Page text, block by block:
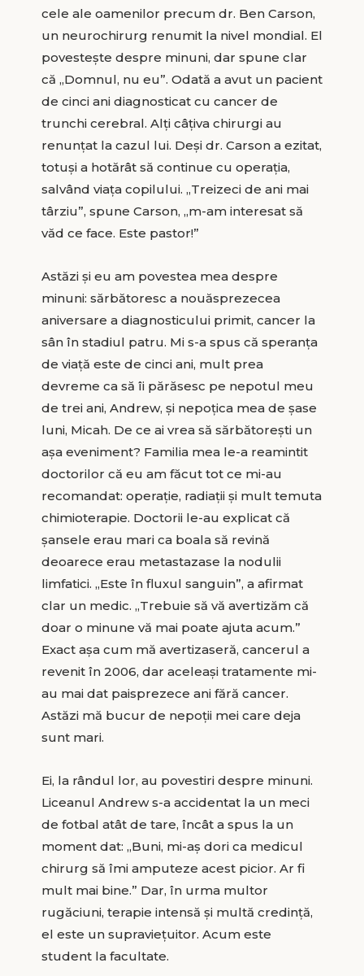
cele ale oamenilor precum dr. Ben Carson,
un neurochirurg renumit la nivel mondial. El
povestește despre minuni, dar spune clar
că „Domnul, nu eu”. Odată a avut un pacient
de cinci ani diagnosticat cu cancer de
trunchi cerebral. Alți câțiva chirurgi au
renunțat la cazul lui. Deși dr. Carson a ezitat,
totuși a hotărât să continue cu operația,
salvând viața copilului. „Treizeci de ani mai
târziu”, spune Carson, „m-am interesat să
văd ce face. Este pastor!”
Astăzi și eu am povestea mea despre
minuni: sărbătoresc a nouăsprezecea
aniversare a diagnosticului primit, cancer la
sân în stadiul patru. Mi s-a spus că speranța
de viață este de cinci ani, mult prea
devreme ca să îi părăsesc pe nepotul meu
de trei ani, Andrew, și nepoțica mea de șase
luni, Micah. De ce ai vrea să sărbătorești un
așa eveniment? Familia mea le-a reamintit
doctorilor că eu am făcut tot ce mi-au
recomandat: operație, radiații și mult temuta
chimioterapie. Doctorii le-au explicat că
șansele erau mari ca boala să revină
deoarece erau metastazase la nodulii
limfatici. „Este în fluxul sanguin”, a afirmat
clar un medic. „Trebuie să vă avertizăm că
doar o minune vă mai poate ajuta acum.”
Exact așa cum mă avertizaseră, cancerul a
revenit în 2006, dar aceleași tratamente mi-
au mai dat paisprezece ani fără cancer.
Astăzi mă bucur de nepoții mei care deja
sunt mari.
Ei, la rândul lor, au povestiri despre minuni.
Liceanul Andrew s-a accidentat la un meci
de fotbal atât de tare, încât a spus la un
moment dat: „Buni, mi-aș dori ca medicul
chirurg să îmi amputeze acest picior. Ar fi
mult mai bine.” Dar, în urma multor
rugăciuni, terapie intensă și multă credință,
el este un supraviețuitor. Acum este
student la facultate.